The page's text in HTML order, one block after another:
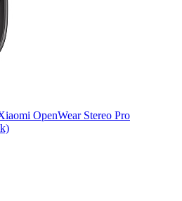
OpenWear Stereo Pro